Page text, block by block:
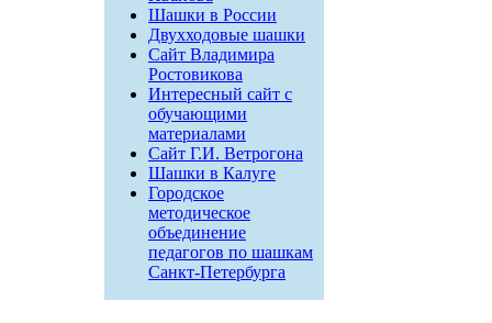
Шашки в России
Двухходовые шашки
Сайт Владимира
Ростовикова
Интересный сайт с
обучающими
материалами
Сайт Г.И. Ветрогона
Шашки в Калуге
Городское
методическое
объединение
педагогов по шашкам
Санкт-Петербурга